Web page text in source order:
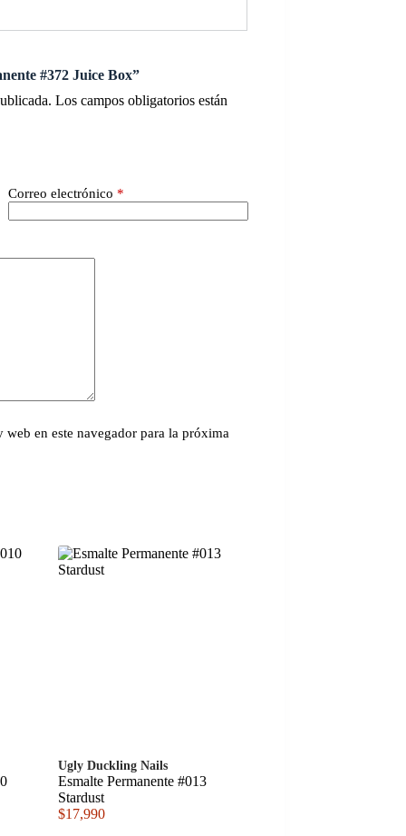
#372 Juice Box”
Los campos obligatorios están
Correo electrónico *
en este navegador para la próxima
Ugly Duckling Nails
Esmalte Permanente #013
Stardust
$17,990